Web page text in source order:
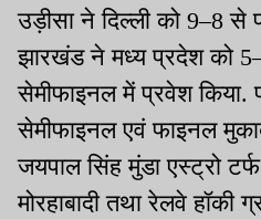
उड़ीसा ने दिल्ली को 9–8 से
झारखंड ने मध्य प्रदेश को
सेमीफाइनल में प्रवेश किया.
सेमीफाइनल एवं फाइनल
जयपाल सिंह मुंडा एस्ट्रो
मोरहाबादी तथा रेलवे हॉकी